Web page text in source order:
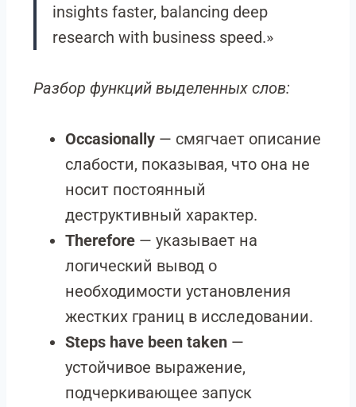
insights faster, balancing deep
research with business speed.»
Разбор функций выделенных слов:
Occasionally — смягчает описание
слабости, показывая, что она не
носит постоянный
деструктивный характер.
Therefore — указывает на
логический вывод о
необходимости установления
жестких границ в исследовании.
Steps have been taken —
устойчивое выражение,
подчеркивающее запуск